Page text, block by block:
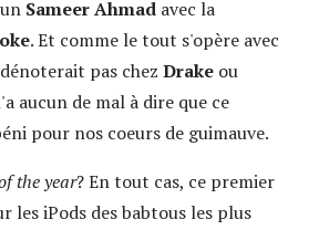
Sameer Ahmad avec la
. Et comme le tout s'opère avec
pas chez Drake ou
aucun de mal à dire que ce
pour nos coeurs de guimauve.
the year? En tout cas, ce premier
les iPods des babtous les plus